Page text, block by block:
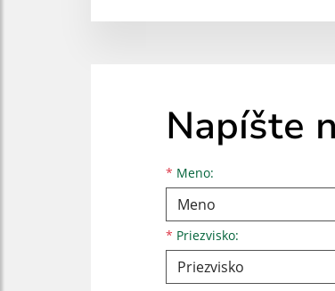
Napíšte
* Meno:
Meno
* Priezvisko:
Priezvisko
E-mailová adresa